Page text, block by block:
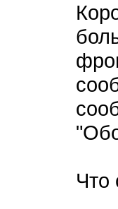
Что